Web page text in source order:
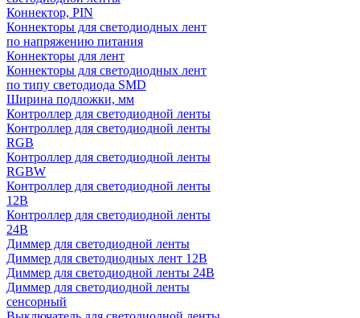
Коннектор, PIN
Коннекторы для светодиодных лент
по напряжению питания
Коннекторы для лент
Коннекторы для светодиодных лент
по типу светодиода SMD
Ширина подложки, мм
Контроллер для светодиодной ленты
Контроллер для светодиодной ленты
RGB
Контроллер для светодиодной ленты
RGBW
Контроллер для светодиодной ленты
12В
Контроллер для светодиодной ленты
24В
Диммер для светодиодной ленты
Диммер для светодиодных лент 12В
Диммер для светодиодной ленты 24В
Диммер для светодиодной ленты
сенсорный